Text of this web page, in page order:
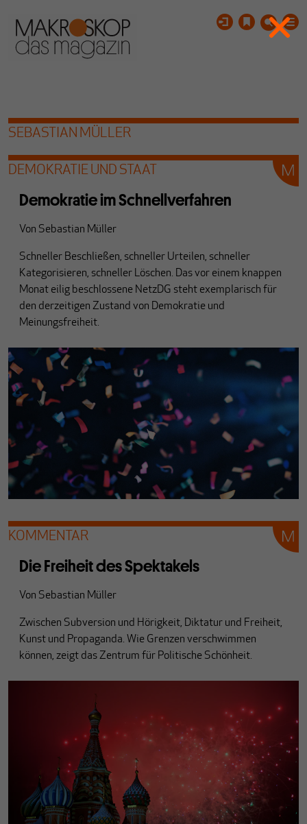
SEBASTIAN MÜLLER
DEMOKRATIE UND STAAT
Demokratie im Schnellverfahren
Von Sebastian Müller
Schneller Beschließen, schneller Urteilen, schneller
Kategorisieren, schneller Löschen. Das vor einem knappen
Monat eilig beschlossene NetzDG steht exemplarisch für
den derzeitigen Zustand von Demokratie und
Meinungsfreiheit.
KOMMENTAR
Die Freiheit des Spektakels
Von Sebastian Müller
Zwischen Subversion und Hörigkeit, Diktatur und Freiheit,
Kunst und Propaganda. Wie Grenzen verschwimmen
können, zeigt das Zentrum für Politische Schönheit.